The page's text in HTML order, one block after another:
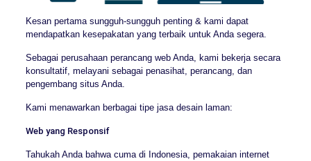
Kesan pertama sungguh-sungguh penting & kami dapat
mendapatkan kesepakatan yang terbaik untuk Anda segera.
Sebagai perusahaan perancang web Anda, kami bekerja secara
konsultatif, melayani sebagai penasihat, perancang, dan
pengembang situs Anda.
Kami menawarkan berbagai tipe jasa desain laman:
Web yang Responsif
Tahukah Anda bahwa cuma di Indonesia, pemakaian internet